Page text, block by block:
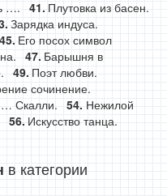
….
Плутовка из басен.
Зарядка индуса.
Его посох символ
Барышня в
Поэт любви.
сочинение.
… Скалли.
Нежилой
Искусство танца.
в категории